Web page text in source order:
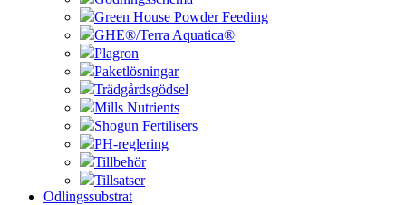
Green House Powder Feeding
GHE®/Terra Aquatica®
Plagron
Paketlösningar
Trädgårdsgödsel
Mills Nutrients
Shogun Fertilisers
PH-reglering
Tillbehör
Tillsatser
Odlingssubstrat